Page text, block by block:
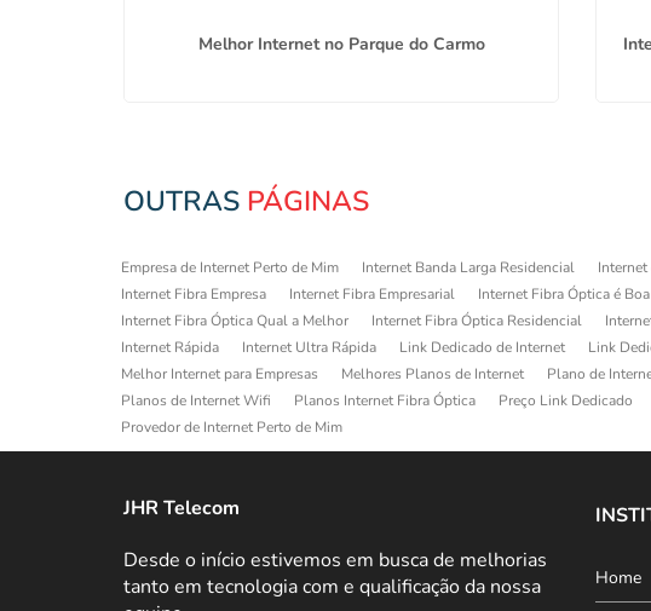
Melhor Internet no Parque do Carmo
OUTRAS PÁGINAS
Empresa de Internet Perto de Mim Internet Banda Larga Residencial
Internet Fibra Empresa
Internet Fibra Empresarial Internet Fibra Óptica é Boa
Internet Fibra Óptica Qual a Melhor
Internet Fibra Óptica Residencial
Internet Rápida
Internet Ultra Rápida Link Dedicado de Internet Link
Melhor Internet para Empresas
Melhores Planos de Internet Plano de
Planos de Internet Wifi
Planos Internet Fibra Óptica Preço Link Dedicado
Provedor de Internet Perto de Mim
JHR Telecom
Desde o início estivemos em busca de melhorias
tanto em tecnologia com e qualificação da nossa
Home